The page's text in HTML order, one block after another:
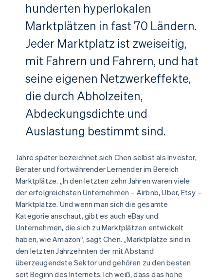
hunderten hyperlokalen
Marktplätzen in fast 70 Ländern.
Jeder Marktplatz ist zweiseitig,
mit Fahrern und Fahrern, und hat
seine eigenen Netzwerkeffekte,
die durch Abholzeiten,
Abdeckungsdichte und
Auslastung bestimmt sind.
Jahre später bezeichnet sich Chen selbst als Investor,
Berater und fortwährender Lernender im Bereich
Marktplätze. „In den letzten zehn Jahren waren viele
der erfolgreichsten Unternehmen – Airbnb, Uber, Etsy –
Marktplätze. Und wenn man sich die gesamte
Kategorie anschaut, gibt es auch eBay und
Unternehmen, die sich zu Marktplätzen entwickelt
haben, wie Amazon“, sagt Chen. „Marktplätze sind in
den letzten Jahrzehnten der mit Abstand
überzeugendste Sektor und gehören zu den besten
seit Beginn des Internets. Ich weiß, dass das hohe